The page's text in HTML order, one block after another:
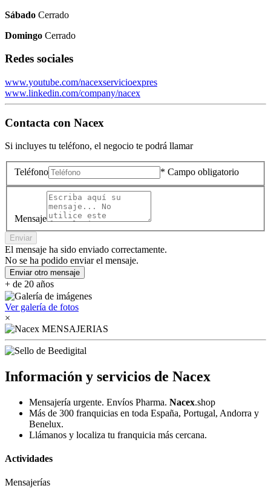
Sábado Cerrado
Domingo Cerrado
Redes sociales
www.youtube.com/nacexservicioexpres
www.linkedin.com/company/nacex
Contacta con Nacex
Si incluyes tu teléfono, el negocio te podrá llamar
Teléfono * Campo obligatorio
Mensaje
Enviar
El mensaje ha sido enviado correctamente.
No se ha podido enviar el mensaje.
Enviar otro mensaje
+ de 20 años
Ver galería de fotos
×
Información y servicios de Nacex
Mensajería urgente. Envíos Pharma. Nacex.shop
Más de 300 franquicias en toda España, Portugal, Andorra y
Benelux.
Llámanos y localiza tu franquicia más cercana.
Actividades
Mensajerías